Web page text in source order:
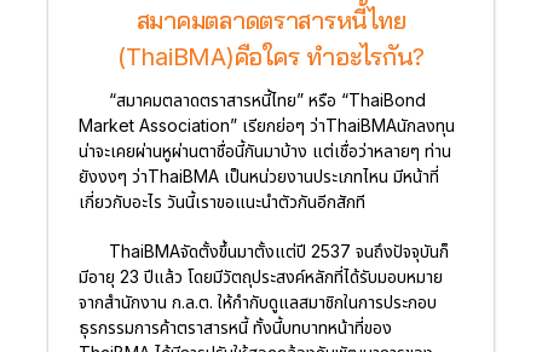
สมาคมตลาดตราสารหนี้ไทย
(ThaiBMA)คือใคร ทำอะไรกัน?
“สมาคมตลาดตราสารหนี้ไทย” หรือ “ThaiBond
Market Association” เรียกย่อๆ ว่าThaiBMAนักลงทุน
น่าจะเคยผ่านหูผ่านตาชื่อนี้กันมาบ้าง แต่เชื่อว่าหลายๆ ท่าน
ยังงงๆ ว่าThaiBMA เป็นหน่วยงานประเภทไหน มีหน้าที่
เกี่ยวกับอะไร วันนี้เราขอแนะนำตัวกันอีกสักที
ThaiBMAจัดตั้งขึ้นมาตั้งแต่ปี 2537 จนถึงปัจจุบันก็
มีอายุ 23 ปีแล้ว โดยมีวัตถุประสงค์หลักที่ได้รับมอบหมาย
จากสำนักงาน ก.ล.ต. ให้กำกับดูแลสมาชิกในการประกอบ
ธุรกรรมการค้าตราสารหนี้ ทั้งนี้บทบาทหน้าที่ของ